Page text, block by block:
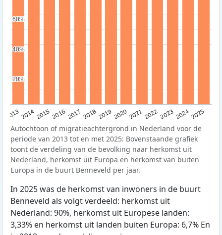
20132014201520162017 20182019 202020212022202320242025
20%
20%
40%
40%
60%
60%
Autochtoon of migratieachtergrond in Nederland voor de
periode van 2013 tot en met 2025: Bovenstaande grafiek
toont de verdeling van de bevolking naar herkomst uit
Nederland, herkomst uit Europa en herkomst van buiten
Europa in de buurt Benneveld per jaar.
In 2025 was de herkomst van inwoners in de buurt
Benneveld als volgt verdeeld: herkomst uit
Nederland: 90%, herkomst uit Europese landen:
3,33% en herkomst uit landen buiten Europa: 6,7% En